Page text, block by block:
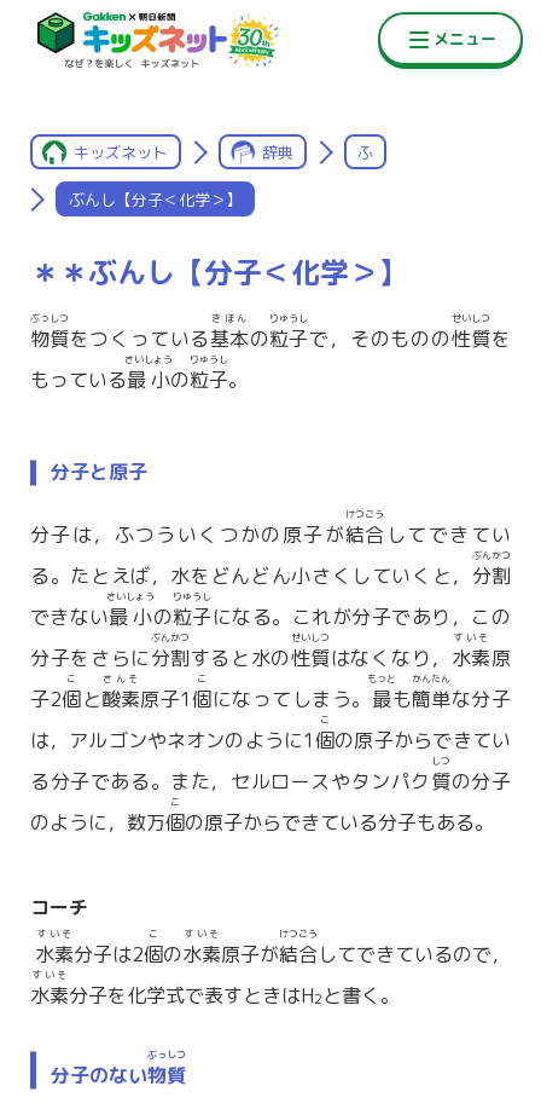
キッズネット 辞典 ふ
ぶんし【分子＜化学＞】
＊＊ぶんし【分子＜化学＞】
物質
ぶっしつ
をつくっている基本
きほん
の粒子
りゅうし
で，そのものの性質
せいしつ
を
もっている最小
さいしょう
の粒子
りゅうし
。
分子と原子
分子は，ふつういくつかの原子が結合
けつごう
してできてい
る。たとえば，水をどんどん小さくしていくと， 分割
ぶんかつ
できない最小
さいしょう
の粒子
りゅうし
になる。これが分子であり，この
分子をさらに分割
ぶんかつ
すると水の性質
せいしつ
はなくなり， 水素
すいそ
原
子2個
こ
と酸素
さんそ
原子1個
こ
になってしまう。 最
もっと
も簡単
かんたん
な分子
は，アルゴンやネオンのように1個
こ
の原子からできてい
る分子である。また，セルロースやタンパク質
しつ
の分子
のように，数万個
こ
の原子からできている分子もある。
コーチ
水素
すいそ
分子は2個
こ
の水素
すいそ
原子が結合
けつごう
してできているので，
水素
すいそ
分子を化学式で表すときはH2と書く。
分子のない物質
ぶっしつ